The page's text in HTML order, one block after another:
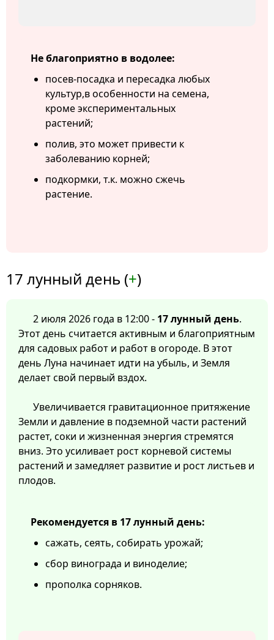
Не благоприятно в водолее:
посев-посадка и пересадка любых
культур,в особенности на семена,
кроме экспериментальных
растений;
полив, это может привести к
заболеванию корней;
подкормки, т.к. можно сжечь
растение.
17 лунный день (+)
2 июля 2026 года в 12:00 - 17 лунный день.
Этот день считается активным и благоприятным
для садовых работ и работ в огороде. В этот
день Луна начинает идти на убыль, и Земля
делает свой первый вздох.
Увеличивается гравитационное притяжение
Земли и давление в подземной части растений
растет, соки и жизненная энергия стремятся
вниз. Это усиливает рост корневой системы
растений и замедляет развитие и рост листьев и
плодов.
Рекомендуется в 17 лунный день:
сажать, сеять, собирать урожай;
сбор винограда и виноделие;
прополка сорняков.